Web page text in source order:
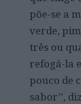
põe-se a
verde,
três ou
refogá-la
pouco de
sabor”,